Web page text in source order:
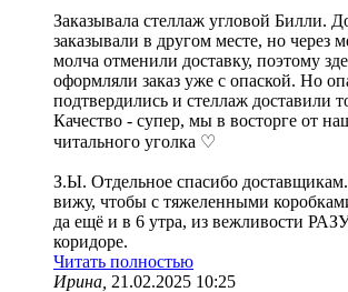
Заказывала стеллаж угловой Билли.
заказывали в другом месте, но через
молча отменили доставку, поэтому
оформляли заказ уже с опаской. Но
подтвердились и стеллаж доставили
Качество - супер, мы в восторге от
читального уголка ♡
З.Ы. Отдельное спасибо
вижу, чтобы с тяжеленными
да ещё и в 6 утра, из вежливости
коридоре.
Читать полностью
Ирина, 21.02.2025 10:25